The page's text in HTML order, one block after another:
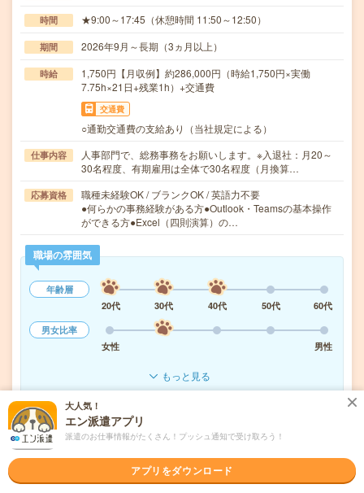
時間 ★9:00～17:45（休憩時間 11:50～12:50）
期間 2026年9月～長期（3ヵ月以上）
時給
1,750円【月収例】約286,000円（時給1,750円×実働
7.75h×21日+残業1h）+交通費
交通費
○通勤交通費の支給あり（当社規定による）
仕事内容
人事部門で、総務事務をお願いします。※入退社：月20～
30名程度、有期雇用は全体で30名程度（月換算…
応募資格
職種未経験OK / ブランクOK / 英語力不要
●何らかの事務経験がある方●Outlook・Teamsの基本操作
ができる方●Excel（四則演算）の…
職場の雰囲気
年齢層
20代
30代 40代 50代
60代
男女比率
女性
男性
もっと見る
気になる!
派遣会社 ヒューマンリソシア株式会社
大人気！
エン派遣アプリ
派遣のお仕事情報がたくさん！プッシュ通知で受け取ろう！
アプリをダウンロード